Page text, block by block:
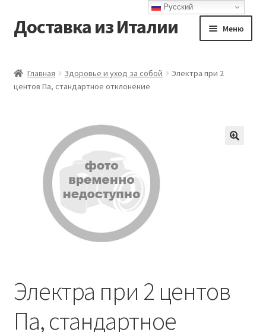
Перейти
к
Перейти
к
Доставка из Италии Меню
Доставка
Оформление заказа
Главная Здоровье и уход за собой
Электра при 2
центов Па, стандартное отклонение
Электра при 2 центов
Па, стандартное
Русский